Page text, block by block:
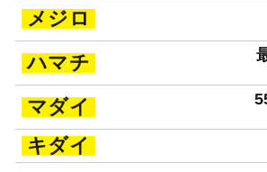
メジロ
ハマチ
マダイ
キダイ